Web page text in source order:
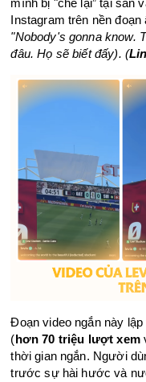
mình bị "che lại” tại sân
"Nobody's gonna know.
đâu. Họ sẽ biết đấy). (
Đoạn video ngắn này
( hơn 70 triệu lượt xem
thời gian ngắn. Người
trước sự hài hước và